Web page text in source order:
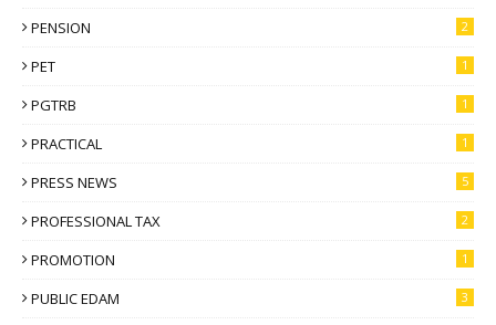
PENSION 2
PET 1
PGTRB 1
PRACTICAL 1
PRESS NEWS 5
PROFESSIONAL TAX 2
PROMOTION 1
PUBLIC EDAM 3